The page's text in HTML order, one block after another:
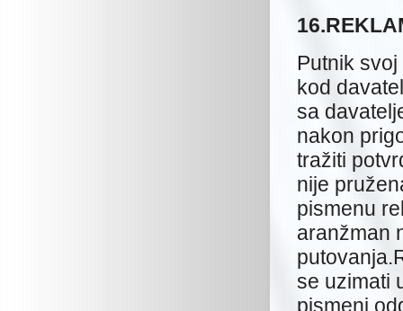
Putnik
kod
sa
nakon
tražiti
nije
pismenu
aranžman
se uzimati
pismeni